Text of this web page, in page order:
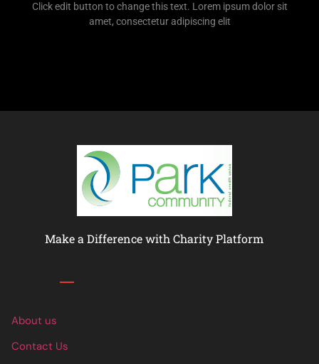
Click edit button to change this text. Lorem ipsum dolor sit
amet, consectetur adipiscing elit
Make a Difference with Charity Platform
About us
Contact Us